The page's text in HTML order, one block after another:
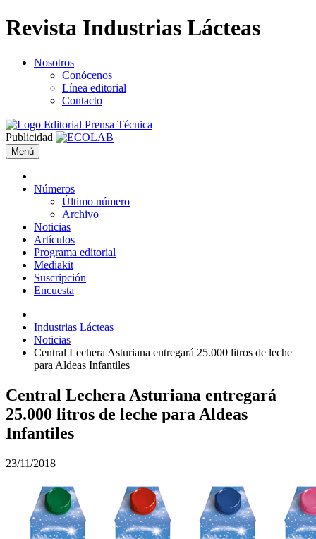
Revista Industrias Lácteas
Nosotros
Conócenos
Línea editorial
Contacto
Publicidad
Menú
Números
Último número
Archivo
Noticias
Artículos
Programa editorial
Mediakit
Suscripción
Encuesta
Industrias Lácteas
Noticias
Central Lechera Asturiana entregará 25.000 litros de leche
para Aldeas Infantiles
Central Lechera Asturiana entregará
25.000 litros de leche para Aldeas
Infantiles
23/11/2018